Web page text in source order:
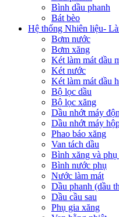
Bình dầu phanh
Bát bèo
Hệ thống Nhiên liệu-
Bơm nước
Bơm xăng
Két làm mát dầu
Két nước
Két làm mát dầu
Bộ lọc dầu
Bộ lọc xăng
Dầu nhớt máy
Dầu nhớt máy
Phao báo xăng
Van tách dầu
Bình xăng và phụ
Bình nước phụ
Nước làm mát
Dầu phanh (dầu
Dầu cầu sau
Phụ gia xăng